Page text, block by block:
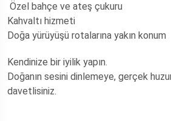
Özel bahçe ve ateş çukuru
Kahvaltı hizmeti
Doğa yürüyüşü rotalarına yakın konum
Kendinize bir iyilik yapın.
Doğanın sesini dinlemeye, gerçek
davetlisiniz.